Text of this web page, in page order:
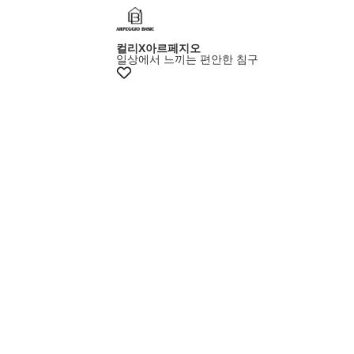
+10%쿠폰
컬리X아르페지오
일상에서 느끼는 편안한 침구